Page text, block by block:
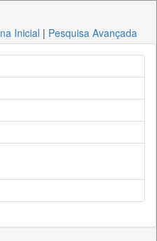
Inicial | Pesquisa Avançada